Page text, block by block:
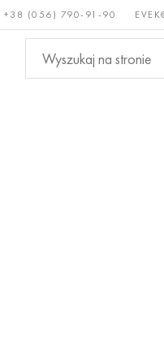
+38 (056) 790-91-90
Metale
nieżelazne